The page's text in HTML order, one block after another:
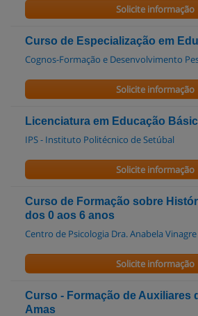
Solicite informação
Curso de Especialização em
Cognos-Formação e Desenvolvimento
Solicite informação
Licenciatura em Educação
IPS - Instituto Politécnico de Setúbal
Solicite informação
Curso de Formação sobre
dos 0 aos 6 anos
Centro de Psicologia Dra. Anabela Vinagre
Solicite informação
Curso - Formação de Auxiliares
Amas